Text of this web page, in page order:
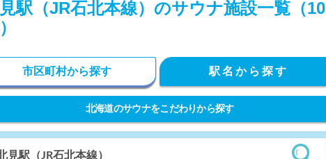
駅（JR石北本線）のサウナ施設一覧（10
市区町村から探す 駅名から探す
北海道のサウナをこだわりから探す